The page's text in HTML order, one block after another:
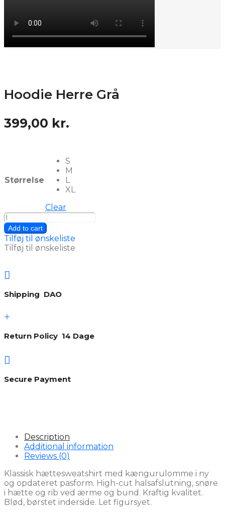
Hoodie Herre Grå
399,00 kr.
Størrelse
S
M
L
XL
Clear
Hoodie
Herre
Grå
quantity
Add to cart
Tilføj til ønskeliste
Tilføj til ønskeliste

Shipping DAO
+
Return Policy 14 Dage

Secure Payment
Description
Additional information
Reviews (0)
Klassisk hættesweatshirt med kængurulomme i ny
og opdateret pasform. High-cut halsafslutning, snøre
i hætte og rib ved ærme og bund. Kraftig kvalitet.
Blød, børstet inderside. Let figursyet.